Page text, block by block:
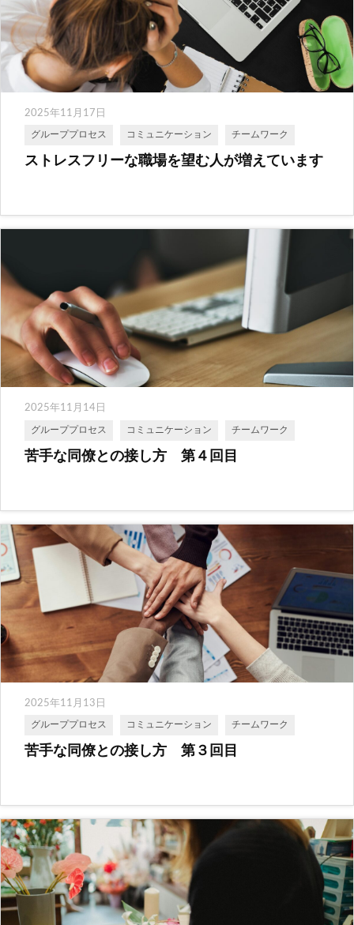
2025年11月17日
グループプロセス コミュニケーション チームワーク
ストレスフリーな職場を望む人が増えています
2025年11月14日
グループプロセス コミュニケーション チームワーク
苦手な同僚との接し方 第４回目
2025年11月13日
グループプロセス コミュニケーション チームワーク
苦手な同僚との接し方 第３回目